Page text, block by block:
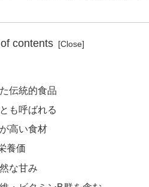
contents
伝統的食品
も呼ばれる
高い食材
養価
な甘み